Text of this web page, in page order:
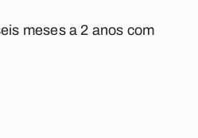
meses a 2 anos com